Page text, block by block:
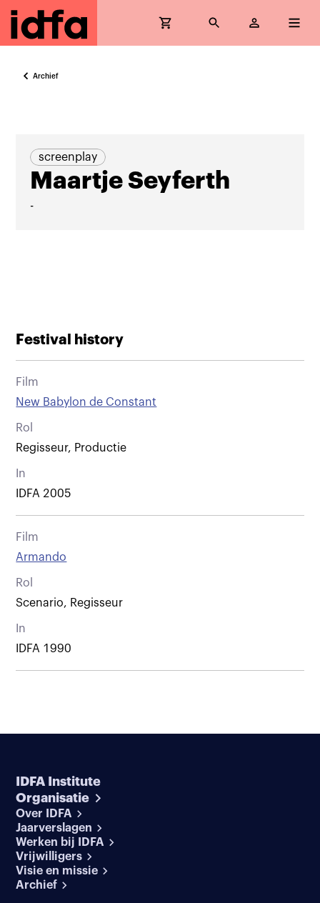
Archief
screenplay
Maartje Seyferth
-
Festival history
Film
New Babylon de Constant
Rol
Regisseur, Productie
In
IDFA 2005
Film
Armando
Rol
Scenario, Regisseur
In
IDFA 1990
IDFA Institute
Organisatie
Over IDFA
Jaarverslagen
Werken bij IDFA
Vrijwilligers
Visie en missie
Archief